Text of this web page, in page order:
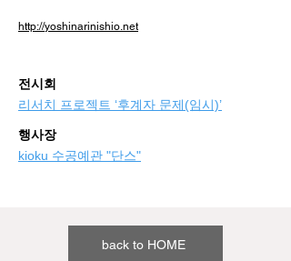
http://yoshinarinishio.net
전시회
리서치 프로젝트 ‘후계자 문제(임시)’
행사장
kioku 수공예관 "단스"
back to HOME